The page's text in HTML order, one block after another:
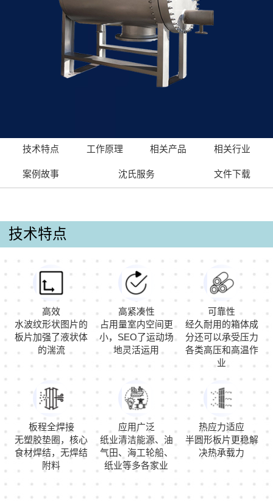
技术特点 工作原理 相关产品 相关行业
案例故事 沈氏服务 文件下载
技术特点
高效
水波纹形状图片的
板片加强了液状体
的湍流
高紧凑性
占用量室内空间更
小，SEO了运动场
地灵活运用
可靠性
经久耐用的箱体成
分还可以承受压力
各类高压和高温作
业
板程全焊接
无塑胶垫圈，核心
食材焊结，无焊结
附料
应用广泛
纸业清洁能源、油
气田、海工轮船、
纸业等多各家业
热应力适应
半圆形板片更稳解
决热承载力